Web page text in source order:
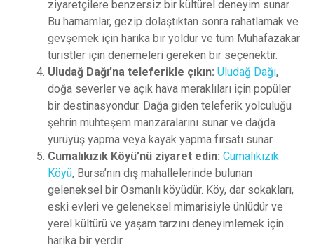
ziyaretçilere benzersiz bir kültürel deneyim sunar.
Bu hamamlar, gezip dolaştıktan sonra rahatlamak ve
gevşemek için harika bir yoldur ve tüm Muhafazakar
turistler için denemeleri gereken bir seçenektir.
Uludağ Dağı’na teleferikle çıkın: Uludağ Dağı,
doğa severler ve açık hava meraklıları için popüler
bir destinasyondur. Dağa giden teleferik yolculuğu
şehrin muhteşem manzaralarını sunar ve dağda
yürüyüş yapma veya kayak yapma fırsatı sunar.
Cumalıkızık Köyü’nü ziyaret edin: Cumalıkızık
Köyü, Bursa’nın dış mahallelerinde bulunan
geleneksel bir Osmanlı köyüdür. Köy, dar sokakları,
eski evleri ve geleneksel mimarisiyle ünlüdür ve
yerel kültürü ve yaşam tarzını deneyimlemek için
harika bir yerdir.